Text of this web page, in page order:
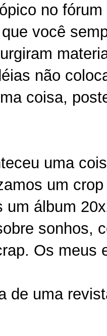
no
você
não
coisa,
uma
um
um álbum
sonhos,
Os meus
de uma